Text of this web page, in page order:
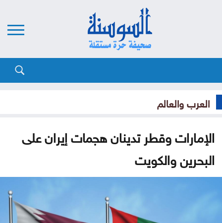
العرب والعالم
الإمارات وقطر تدينان هجمات إيران على
البحرين والكويت